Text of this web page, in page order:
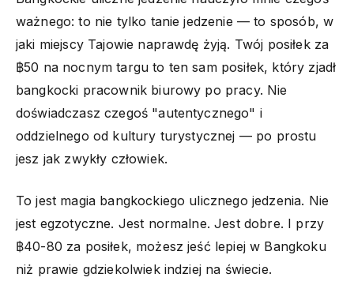
ważnego: to nie tylko tanie jedzenie — to sposób, w
jaki miejscy Tajowie naprawdę żyją. Twój posiłek za
฿50 na nocnym targu to ten sam posiłek, który zjadł
bangkocki pracownik biurowy po pracy. Nie
doświadczasz czegoś "autentycznego" i
oddzielnego od kultury turystycznej — po prostu
jesz jak zwykły człowiek.
To jest magia bangkockiego ulicznego jedzenia. Nie
jest egzotyczne. Jest normalne. Jest dobre. I przy
฿40-80 za posiłek, możesz jeść lepiej w Bangkoku
niż prawie gdziekolwiek indziej na świecie.